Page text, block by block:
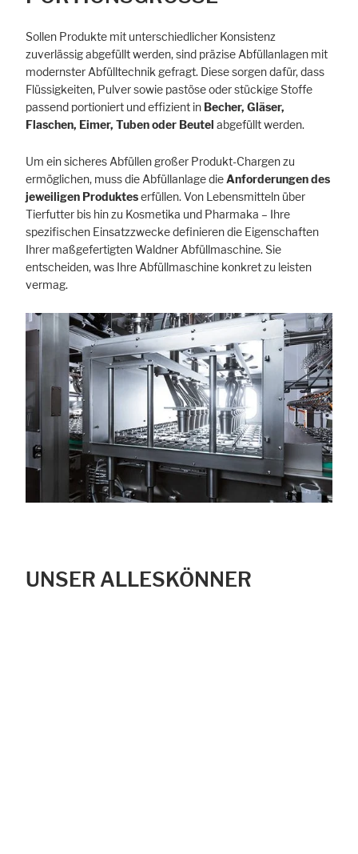
Sollen Produkte mit unterschiedlicher Konsistenz
zuverlässig abgefüllt werden, sind präzise Abfüllanlagen mit
modernster Abfülltechnik gefragt. Diese sorgen dafür, dass
Flüssigkeiten, Pulver sowie pastöse oder stückige Stoffe
passend portioniert und effizient in Becher, Gläser,
Flaschen, Eimer, Tuben oder Beutel abgefüllt werden.
Um ein sicheres Abfüllen großer Produkt-Chargen zu
ermöglichen, muss die Abfüllanlage dieAnforderungen des
jeweiligen Produkteserfüllen. Von Lebensmitteln über
Tierfutter bis hin zu Kosmetika und Pharmaka – Ihre
spezifischen Einsatzzwecke definieren die Eigen­schaften
Ihrer maßgefertigten Waldner Abfüllmaschine. Sie
entscheiden, was Ihre Abfüllmaschine konkret zu leisten
vermag.
UNSER ALLESKÖNNER
Marketing und Statistik
Statistik Cookies erfassen Informationen anonym. Diese Informationen
Cookie Informationen anzeigen